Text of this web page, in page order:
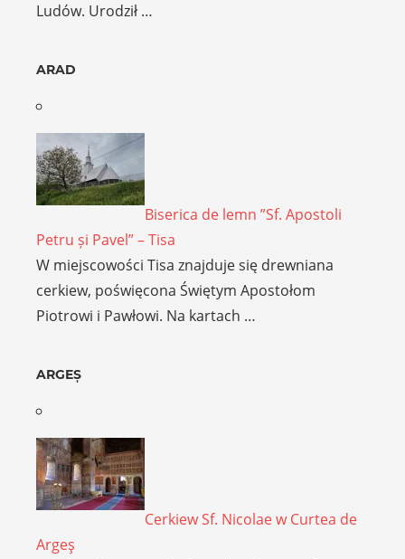
Ludów. Urodził …
ARAD
Biserica de lemn ”Sf. Apostoli
Petru și Pavel” – Tisa
W miejscowości Tisa znajduje się drewniana
cerkiew, poświęcona Świętym Apostołom
Piotrowi i Pawłowi. Na kartach …
ARGEȘ
Cerkiew Sf. Nicolae w Curtea de
Argeş